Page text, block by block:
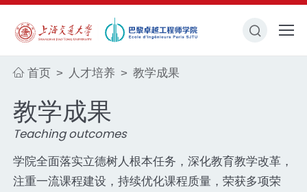
首页 > 人才培养 > 教学成果
教学成果
Teaching outcomes
学院全面落实立德树人根本任务，深化教育教学改革，
注重一流课程建设，持续优化课程质量，荣获多项荣